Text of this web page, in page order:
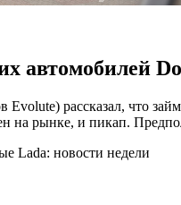
автомобилей
Evolute) рассказал, что
на рынке, и пикап.